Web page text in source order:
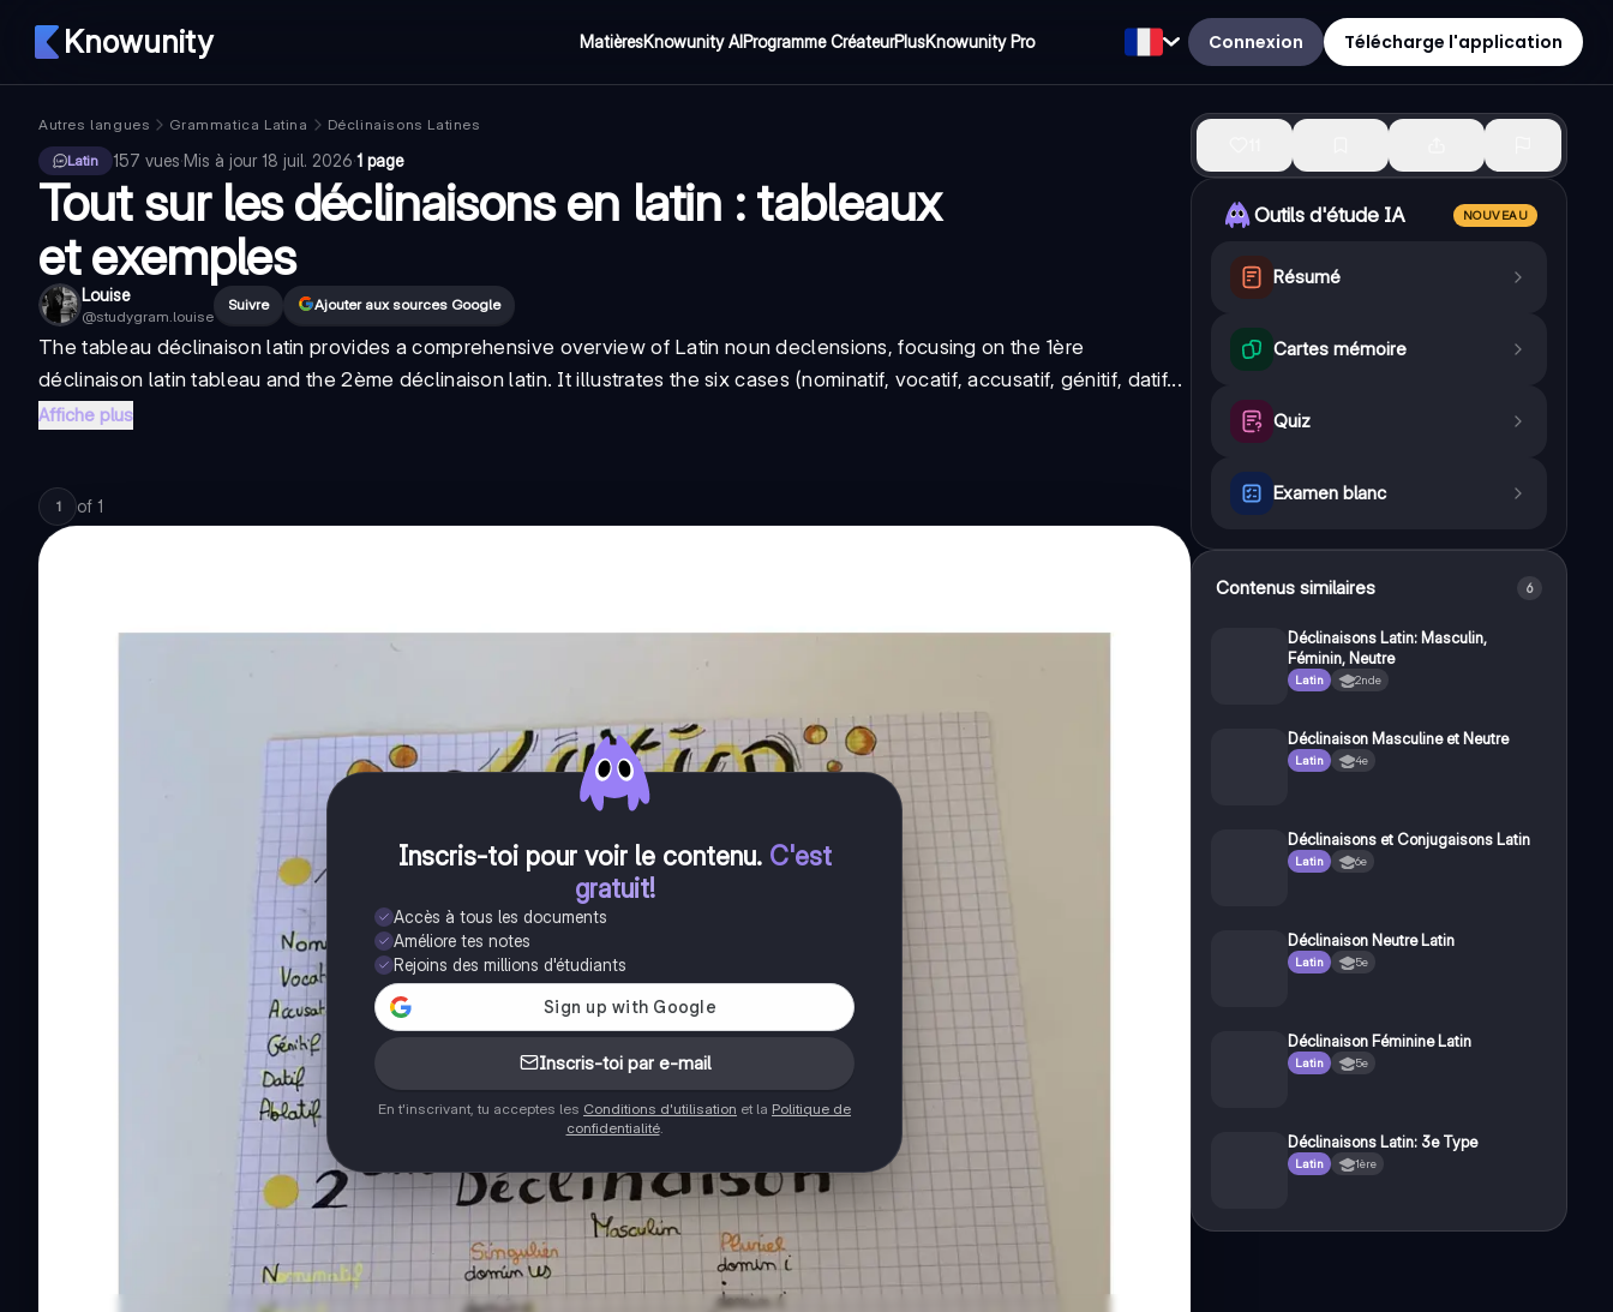
Knowunity MatièresKnowunity AIProgramme CréateurPlusKnowunity Pro Connexion Télécharge l'application
Autres langues Grammatica Latina
Déclinaisons Latines
Latin
157 vues·Mis à jour18 juil. 2026·1 page
Tout sur les déclinaisons en latin : tableaux
et exemples
Louise
@studygram.louise
Suivre Ajouter aux sources Google
Thetableau déclinaison latin provides a comprehensive overview of Latin noun declensions, focusing on the 1ère
déclinaison latin tableau and the2ème déclinaison latin. It illustrates the six cases (nominatif, vocatif,accusatif, génitif, datif...
Affiche plus
1 of 1
Inscris-toi pour voir le contenu. C'est
gratuit!
Accès à tous les documents
Améliore tes notes
Rejoins des millions d'étudiants
Inscris-toi par e-mail
En t'inscrivant, tu acceptes les Conditions d'utilisation et la Politique de
confidentialité.
Outils d'étude IA NOUVEAU
Résumé
Cartes mémoire
Quiz
Examen blanc
Contenus similaires 6
Déclinaisons Latin: Masculin,
Féminin, Neutre
Latin 2nde
Déclinaison Masculine et Neutre
Latin 4e
Déclinaisons et Conjugaisons Latin
Latin 6e
Déclinaison Neutre Latin
Latin 5e
Déclinaison Féminine Latin
Latin 5e
Déclinaisons Latin: 3e Type
Latin 1ère